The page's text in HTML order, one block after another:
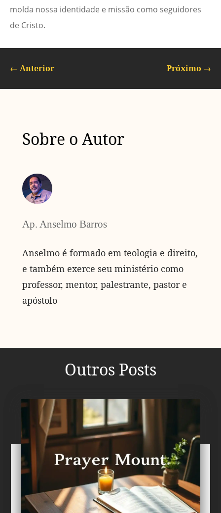
molda nossa identidade e missão como seguidores
de Cristo.
← Anterior Próximo →
Sobre o Autor
Ap. Anselmo Barros
Anselmo é formado em teologia e direito,
e também exerce seu ministério como
professor, mentor, palestrante, pastor e
apóstolo
Outros Posts